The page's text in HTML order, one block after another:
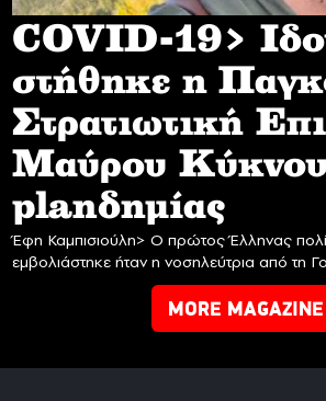
COVID-19>
στήθηκε η
Στρατιωτική
Mαύρου Κύκνου
planδημίας
Έφη Καμπισιούλη> Ο πρώτος Έλληνας
εμβολιάστηκε ήταν η νοσηλεύτρια από τη
MORE MAGAZINE